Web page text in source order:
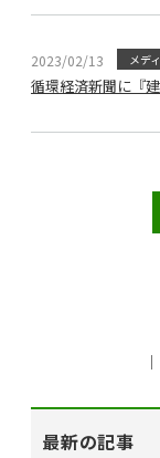
2023/02/13 メデ
循環経済新聞に『
｜
最新の記事